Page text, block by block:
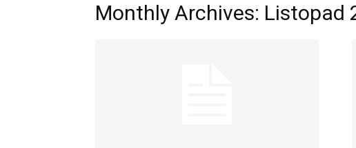
Monthly Archives: Listopad